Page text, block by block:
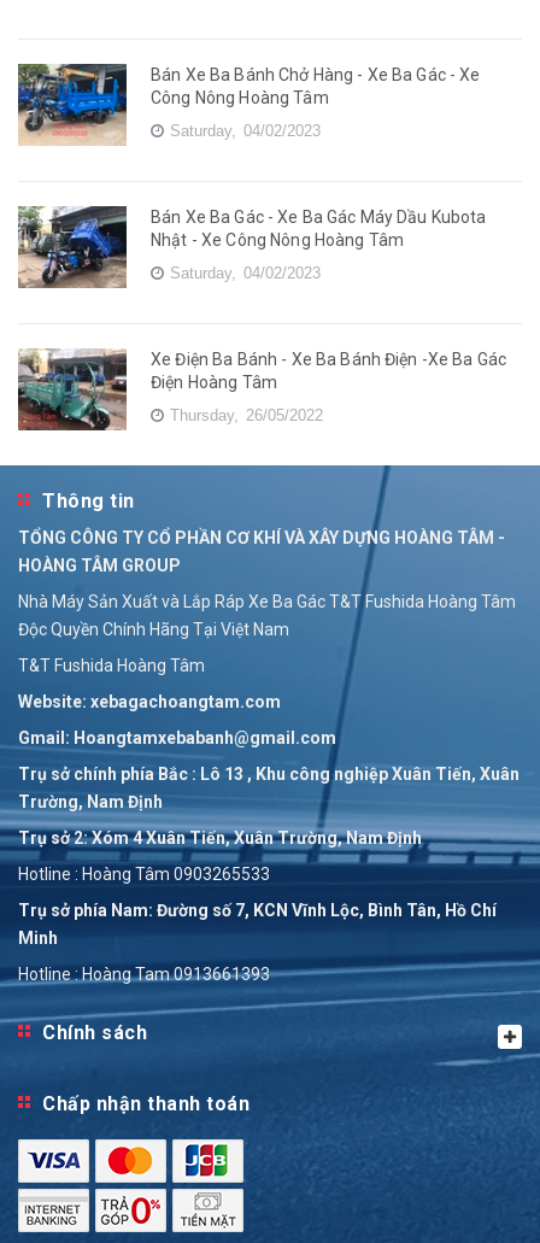
Bán Xe Ba Bánh Chở Hàng - Xe Ba Gác - Xe
Công Nông Hoàng Tâm
Saturday, 04/02/2023
Bán Xe Ba Gác - Xe Ba Gác Máy Dầu Kubota
Nhật - Xe Công Nông Hoàng Tâm
Saturday, 04/02/2023
Xe Điện Ba Bánh - Xe Ba Bánh Điện -Xe Ba Gác
Điện Hoàng Tâm
Thursday, 26/05/2022
Thông tin
TỔNG CÔNG TY CỔ PHẦN CƠ KHÍ VÀ XÂY DỰNG HOÀNG TÂM -
HOÀNG TÂM GROUP
Nhà Máy Sản Xuất và Lắp Ráp Xe Ba Gác T&T Fushida Hoàng Tâm
Độc Quyền Chính Hãng Tại Việt Nam
T&T Fushida Hoàng Tâm
Website: xebagachoangtam.com
Gmail: Hoangtamxebabanh@gmail.com
Trụ sở chính phía Bắc : Lô 13 , Khu công nghiệp Xuân Tiến, Xuân
Trường, Nam Định
Trụ sở 2: Xóm 4 Xuân Tiến, Xuân Trường, Nam Định
Hotline : Hoàng Tâm 0903265533
Trụ sở phía Nam: Đường số 7, KCN Vĩnh Lộc, Bình Tân, Hồ Chí
Minh
Hotline : Hoàng Tam 0913661393
Chính sách
Chấp nhận thanh toán